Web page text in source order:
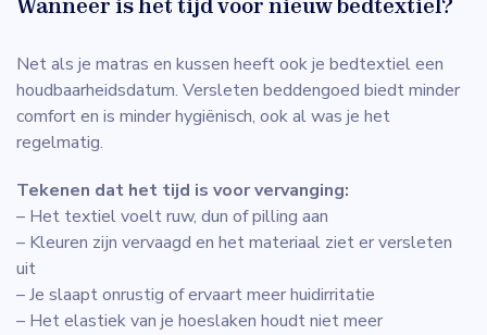
Wanneer is het tijd voor nieuw bedtextiel?
Net als je matras en kussen heeft ook je bedtextiel een
houdbaarheidsdatum. Versleten beddengoed biedt minder
comfort en is minder hygiënisch, ook al was je het
regelmatig.
Tekenen dat het tijd is voor vervanging:
– Het textiel voelt ruw, dun of pilling aan
– Kleuren zijn vervaagd en het materiaal ziet er versleten
uit
– Je slaapt onrustig of ervaart meer huidirritatie
– Het elastiek van je hoeslaken houdt niet meer